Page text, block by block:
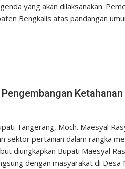
yang akan dilaksanakan.
Bengkalis atas pandangan
Ketahanan
Tangerang, Moch. Maesyal
sektor pertanian dalam rangka
diungkapkan Bupati Maesyal
dengan masyarakat di Desa